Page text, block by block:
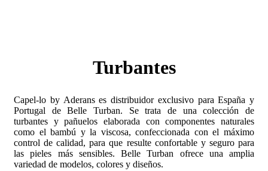
Turbantes
Capel-lo by Aderans es distribuidor exclusivo para España y
Portugal de Belle Turban. Se trata de una colección de
turbantes y pañuelos elaborada con componentes naturales
como el bambú y la viscosa, confeccionada con el máximo
control de calidad, para que resulte confortable y seguro para
las pieles más sensibles. Belle Turban ofrece una amplia
variedad de modelos, colores y diseños.